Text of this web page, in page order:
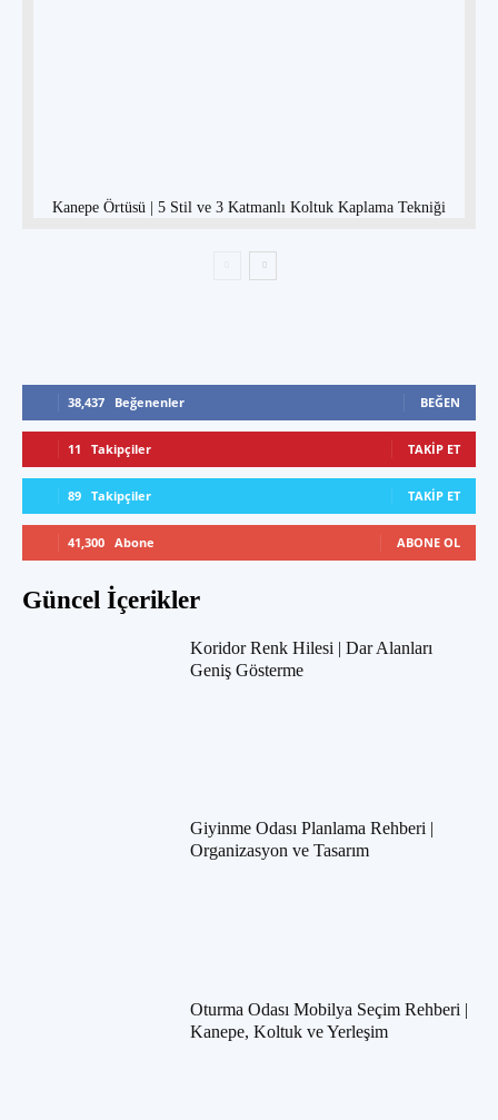
Kanepe Örtüsü | 5 Stil ve 3 Katmanlı Koltuk Kaplama Tekniği
38,437 Beğenenler BEĞEN
11 Takipçiler TAKIP ET
89 Takipçiler TAKIP ET
41,300 Abone ABONE OL
Güncel İçerikler
Koridor Renk Hilesi | Dar Alanları
Geniş Gösterme
Giyinme Odası Planlama Rehberi |
Organizasyon ve Tasarım
Oturma Odası Mobilya Seçim Rehberi |
Kanepe, Koltuk ve Yerleşim